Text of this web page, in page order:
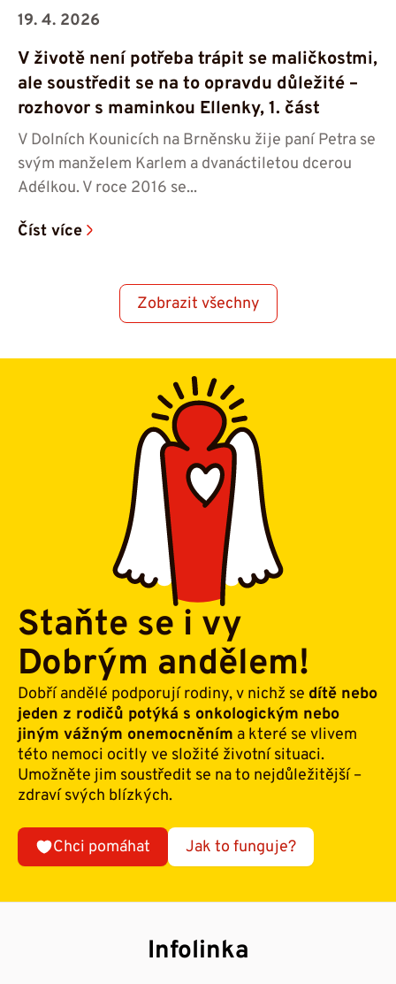
19. 4. 2026
V životě není potřeba trápit se maličkostmi,
ale soustředit se na to opravdu důležité –
rozhovor s maminkou Ellenky, 1. část
V Dolních Kounicích na Brněnsku žije paní Petra se
svým manželem Karlem a dvanáctiletou dcerou
Adélkou. V roce 2016 se...
Číst více
Zobrazit všechny
Staňte se i vy
Dobrým andělem!
Dobří andělé podporují rodiny, v nichž se dítě nebo
jeden z rodičů potýká s onkologickým nebo
jiným vážným onemocněním a které se vlivem
této nemoci ocitly ve složité životní situaci.
Umožněte jim soustředit se na to nejdůležitější –
zdraví svých blízkých.
Chci pomáhat Jak to funguje?
Infolinka